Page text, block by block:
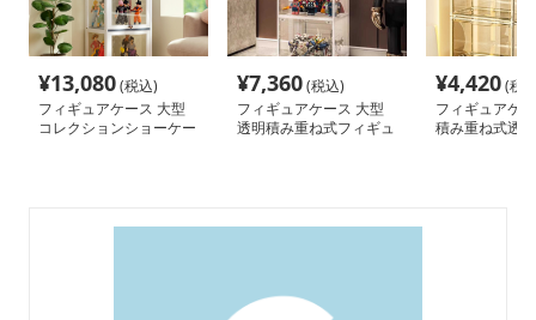
¥13,080(税込)
フィギュアケース 大型
コレクションショーケー
¥7,360(税込)
フィギュアケース 大型
透明積み重ね式フィギュ
¥4,420(税
フィギュアケ
積み重ね式透